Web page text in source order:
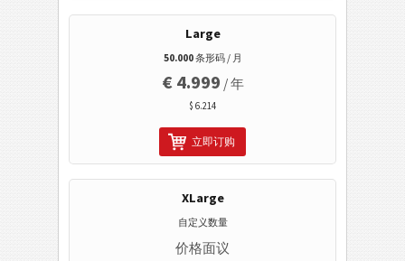
名片
Event 条码
Wi-Fi 条码
Large
50.000条形码 / 月
€ 4.999 / 年
$ 6.214
立即订购
XLarge
自定义数量
价格面议